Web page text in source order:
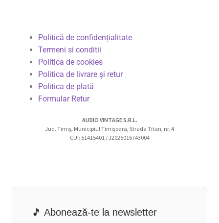
Politică de confidențialitate
Termeni si conditii
Politica de cookies
Politica de livrare și retur
Politica de plată
Formular Retur
AUDIO VINTAGE S.R.L.
Jud. Timiș, Municipiul Timișoara, Strada Titan, nr. 4
CUI: 51415401 / J2025016743004
🎵 Abonează-te la newsletter